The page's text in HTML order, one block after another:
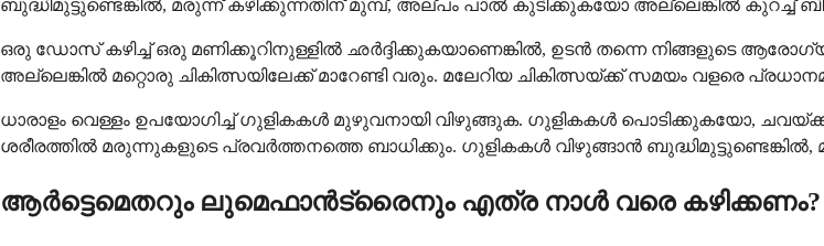
ബുദ്ധിമുട്ടുണ്ടെങ്കിൽ, മരുന്ന് കഴിക്കുന്നതിന് മുമ്പ്, അല്പം പാൽ കുടിക്കുകയോ അല്ലെങ്കിൽ കുറച്ച്
ഒരു ഡോസ് കഴിച്ച് ഒരു മണിക്കൂറിനുള്ളിൽ ഛർദ്ദിക്കുകയാണെങ്കിൽ, ഉടൻ തന്നെ നിങ്ങളുടെ
അല്ലെങ്കിൽ മറ്റൊരു ചികിത്സയിലേക്ക് മാറേണ്ടി വരും. മലേറിയ ചികിത്സയ്ക്ക് സമയം വളരെ
ധാരാളം വെള്ളം ഉപയോഗിച്ച് ഗുളികകൾ മുഴുവനായി വിഴുങ്ങുക. ഗുളികകൾ പൊടിക്കുകയോ,
ശരീരത്തിൽ മരുന്നുകളുടെ പ്രവർത്തനത്തെ ബാധിക്കും. ഗുളികകൾ വിഴുങ്ങാൻ ബുദ്ധിമുട്ടുണ്ടെങ്കിൽ,
ആർട്ടെമെതറും ലുമെഫാൻട്രൈനും എത്ര നാൾ വരെ കഴിക്കണം?